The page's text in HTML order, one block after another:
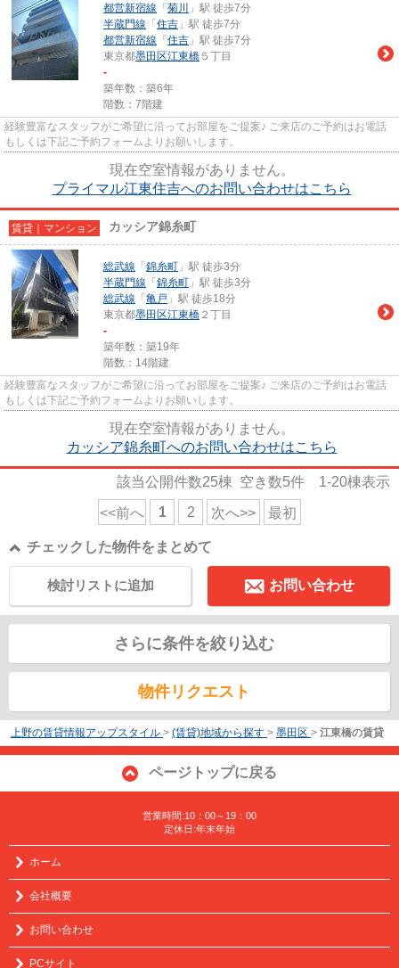
都営新宿線 「 菊川
」駅 徒歩7分
半蔵門線 「 住吉 」駅 徒歩7分
都営新宿線 「 住吉 」駅 徒歩7分
東京都墨田区江東橋 ５丁目
-
築年数：築6年
階数：7階建
経験豊富なスタッフがご希望に沿ってお部屋をご提案♪ ご来店のご予約はお電話
もしくは下記ご予約フォームよりお願いします。
現在空室情報がありません。
プライマル江東住吉へのお問い合わせはこちら
賃貸｜マンション カッシア錦糸町
総武線 「 錦糸町 」駅 徒歩3分
半蔵門線 「 錦糸町 」駅 徒歩3分
総武線 「 亀戸 」駅 徒歩18分
東京都墨田区江東橋 ２丁目
-
築年数：築19年
階数：14階建
経験豊富なスタッフがご希望に沿ってお部屋をご提案♪ ご来店のご予約はお電話
もしくは下記ご予約フォームよりお願いします。
現在空室情報がありません。
カッシア錦糸町へのお問い合わせはこちら
該当公開件数25棟 空き数5件 1-20棟表示
<<前へ 1 2 次へ>> 最初
チェックした物件をまとめて
お問い合わせ
検討リストに追加
さらに条件を絞り込む
物件リクエスト
上野の賃貸情報アップスタイル > (賃貸)地域から探す > 墨田区 > 江東橋の賃貸
ページトップに戻る
営業時間:10：00～19：00
定休日:年末年始
ホーム
会社概要
お問い合わせ
PCサイト